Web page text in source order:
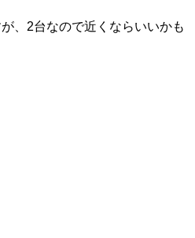
、2台なので近くならいいかも